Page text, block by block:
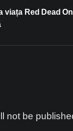
viața Red Dead
not be